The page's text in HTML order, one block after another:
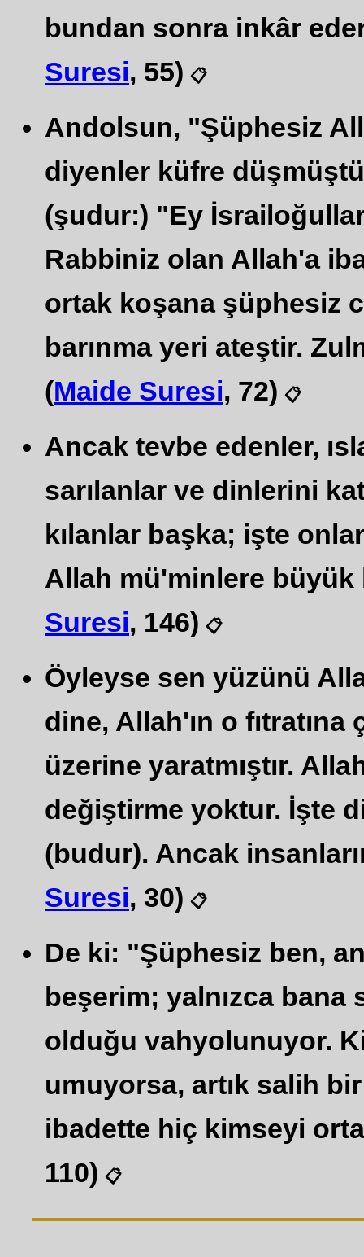
bundan sonra inkâr
Suresi, 55) 📋
Andolsun, "Şüphesiz
diyenler küfre
(şudur:) "Ey
Rabbiniz olan Allah'a
ortak koşana şüphesiz
barınma yeri ateştir.
(Maide Suresi, 72) 📋
Ancak tevbe edenler,
sarılanlar ve dinlerini
kılanlar başka; işte
Allah mü'minlere büyük
Suresi, 146) 📋
Öyleyse sen yüzünü
dine, Allah'ın o
üzerine yaratmıştır.
değiştirme yoktur. İşte
(budur). Ancak
Suresi, 30) 📋
De ki: "Şüphesiz ben,
beşerim; yalnızca bana
olduğu vahyolunuyor.
umuyorsa, artık salih
ibadette hiç kimseyi
110) 📋